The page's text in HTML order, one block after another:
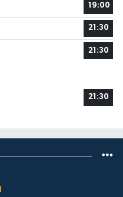
19:00
21:30
21:30
21:30